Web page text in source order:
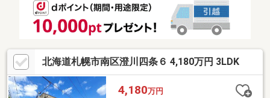
すすめの一邸です。
北海道札幌市南区澄川四条６ 4,180万円 3LDK
4,180万円